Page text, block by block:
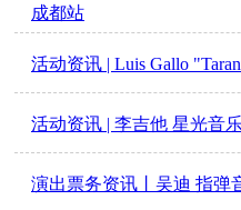
成都站
活动资讯 | Luis Gallo
活动资讯 | 李吉他 星光音
演出票务资讯丨吴迪 指弹